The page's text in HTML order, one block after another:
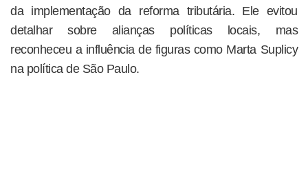
da implementação da reforma tributária. Ele evitou
detalhar sobre alianças políticas locais, mas
reconheceu a influência de figuras como Marta Suplicy
na política de São Paulo.